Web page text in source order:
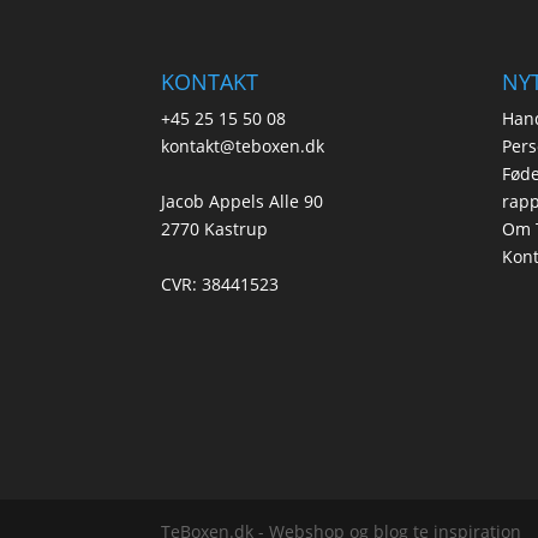
KONTAKT
+45 25 15 50 08
kontakt@teboxen.dk
Jacob Appels Alle 90
2770 Kastrup
CVR: 38441523
Om
TeBoxen.dk - Webshop og blog te inspiration